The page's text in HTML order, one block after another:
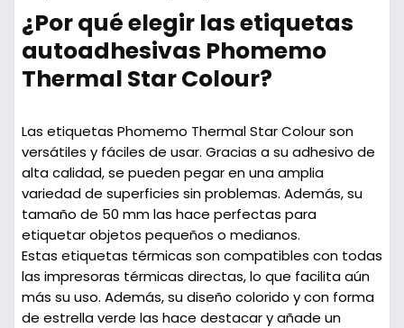
¿Por qué elegir las etiquetas
autoadhesivas Phomemo
Thermal Star Colour?
Las etiquetas Phomemo Thermal Star Colour son
versátiles y fáciles de usar. Gracias a su adhesivo de
alta calidad, se pueden pegar en una amplia
variedad de superficies sin problemas. Además, su
tamaño de 50 mm las hace perfectas para
etiquetar objetos pequeños o medianos.
Estas etiquetas térmicas son compatibles con todas
las impresoras térmicas directas, lo que facilita aún
más su uso. Además, su diseño colorido y con forma
de estrella verde las hace destacar y añade un